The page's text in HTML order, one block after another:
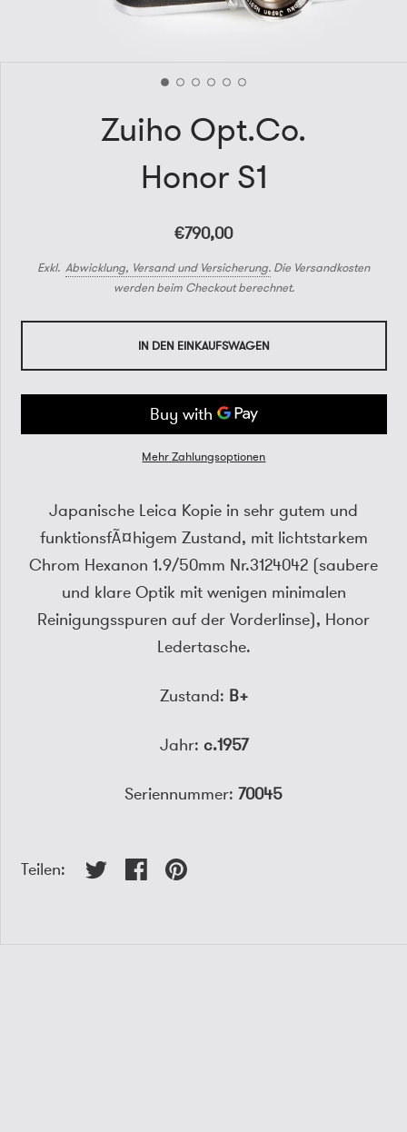
Zuiho Opt.Co.
Honor S1
€790,00
Exkl.Abwicklung, Versand und Versicherung. Die Versandkosten
werden beim Checkout berechnet.
IN DEN EINKAUFSWAGEN
Mehr Zahlungsoptionen
Japanische Leica Kopie in sehr gutem und
funktionsfÃ¤higem Zustand, mit lichtstarkem
Chrom Hexanon 1.9/50mm Nr.3124042 (saubere
und klare Optik mit wenigen minimalen
Reinigungsspuren auf der Vorderlinse), Honor
Ledertasche.
Zustand: B+
Jahr: c.1957
Seriennummer:70045
Teilen: